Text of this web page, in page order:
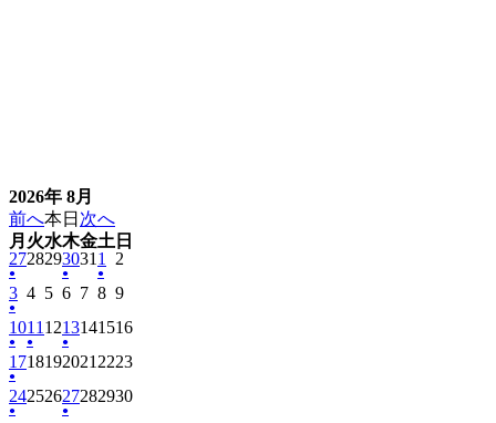
2026年 8月
前へ本日 次へ
月 月
曜
火火
曜
水水
曜
日
木木
曜
金金
曜
日
土 土
曜
日
272026
7
27
日
●
(1
件
の
イ
ベ
ン
ト)
282026
7
28
292026
年
7
29
日
302026
7
30
●
(1
の
イ
ベ
ト)
31 2026
年
7
31
1
2026
8
1
●
(1
の
ベ
ト)
2
8
2
32026
8
月
3
●
(1
件
の
イ
ベ
ン
42026
8
4
52026
8
月
5
62026
8
6
72026
8
7
82026
8
8
92026
8
9
102026
年
8
10
●
(1
件
の
イ
11 2026
8
11
●
(1
の
122026
年
8
12
日
132026
8
13
●
(1
の
イ
142026
8
14
152026
8
15
162026
8
16
172026
8
●
(1
件
182026
8
192026
8
月
202026
8
21 2026
8
222026
8
232026
8
242026
●
252026
262026
年
272026
●
282026
292026
302026